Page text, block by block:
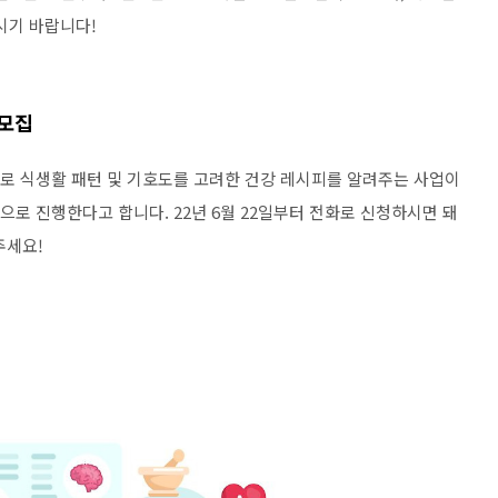
기 바랍니다!
집
식생활 패턴 및 기호도를 고려한 건강 레시피를 알려주는 사업이
로 진행한다고 합니다. 22년 6월 22일부터 전화로 신청하시면 돼
세요!